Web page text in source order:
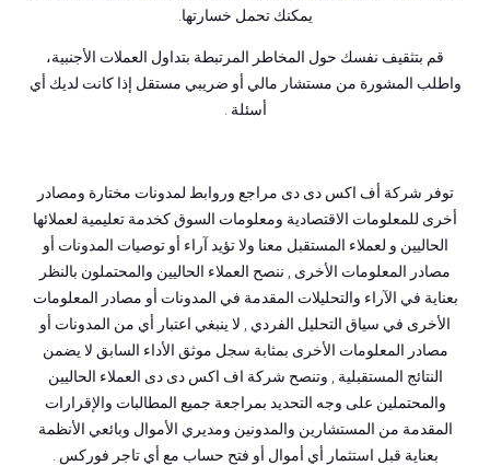
يمكنك تحمل خسارتها.
قم بتثقيف نفسك حول المخاطر المرتبطة بتداول العملات الأجنبية،
واطلب المشورة من مستشار مالي أو ضريبي مستقل إذا كانت لديك أي
أسئلة .
توفر شركة أف اكس دى دى مراجع وروابط لمدونات مختارة ومصادر
أخرى للمعلومات الاقتصادية ومعلومات السوق كخدمة تعليمية لعملائها
الحاليين و لعملاء المستقبل معنا ولا تؤيد آراء أو توصيات المدونات أو
مصادر المعلومات الأخرى , ننصح العملاء الحاليين والمحتملون بالنظر
بعناية في الآراء والتحليلات المقدمة في المدونات أو مصادر المعلومات
الأخرى في سياق التحليل الفردي , لا ينبغي اعتبار أي من المدونات أو
مصادر المعلومات الأخرى بمثابة سجل موثق الأداء السابق لا يضمن
النتائج المستقبلية , وتنصح شركة اف اكس دى دى العملاء الحاليين
والمحتملين على وجه التحديد بمراجعة جميع المطالبات والإقرارات
المقدمة من المستشارين والمدونين ومديري الأموال وبائعي الأنظمة
بعناية قبل استثمار أي أموال أو فتح حساب مع أي تاجر فوركس .